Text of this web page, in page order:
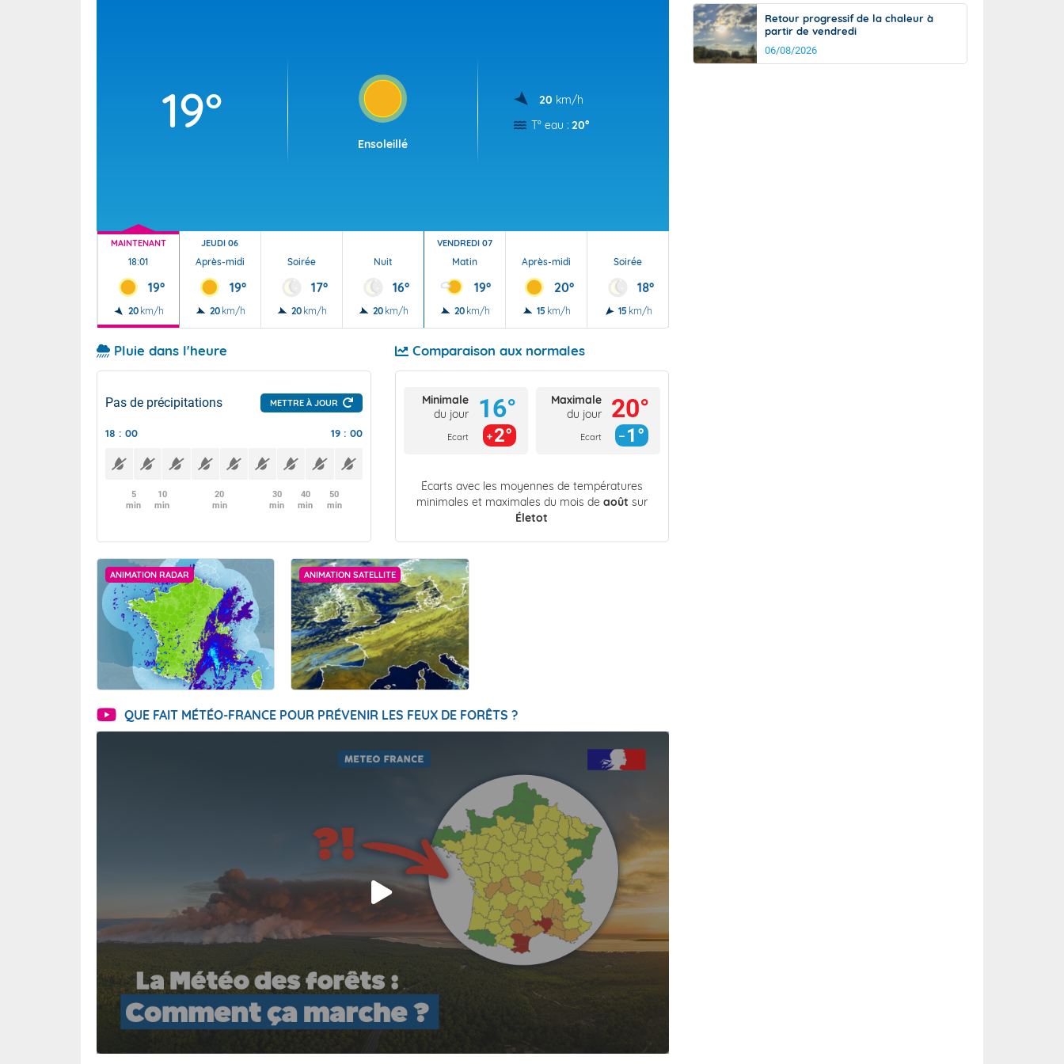
19°
Ensoleillé
20 km/h
T° eau : 20°
MAINTENANT
18:01
19°
20 km/h
JEUDI 06
Après-midi
19°
20 km/h
Soirée
17°
20 km/h
Nuit
16°
20 km/h
VENDREDI 07
Matin
19°
20 km/h
Après-midi
20°
15 km/h
Soirée
18°
15 km/h
Pluie dans l'heure
Pas de précipitations METTRE À JOUR
18 : 00 19 : 00
5
min
10
min
20
min
30
min
40
min
50
min
Comparaison aux normales
Minimale
du jour
Ecart
16°
2°
Maximale
du jour
Ecart
20°
1°
Écarts avec les moyennes de températures
minimales et maximales du mois de août sur
Életot
ANIMATION RADAR ANIMATION SATELLITE
QUE FAIT MÉTÉO-FRANCE POUR PRÉVENIR LES FEUX DE FORÊTS ?
Retour progressif de la chaleur à
partir de vendredi
06/08/2026